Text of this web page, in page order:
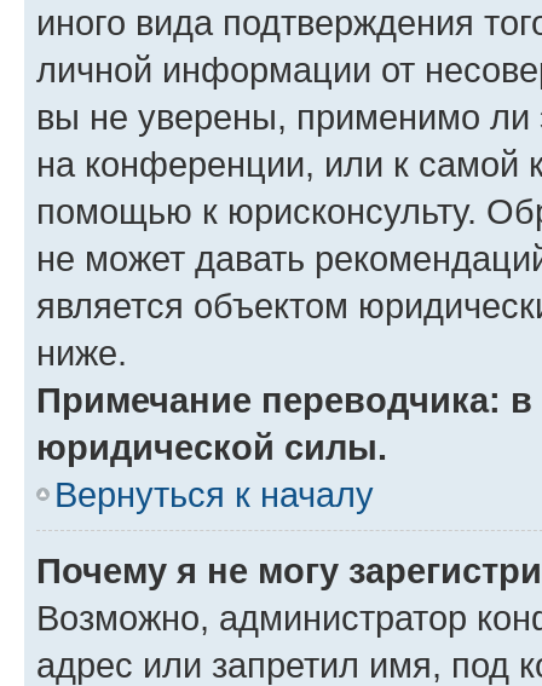
иного вида подтверждения
личной информации от
вы не уверены, применимо ли
на конференции, или к самой
помощью к юрисконсульту.
не может давать
является объектом
ниже.
Примечание переводчика:
юридической силы.
Вернуться к началу
Почему я не могу
Возможно, администратор
адрес или запретил имя, под